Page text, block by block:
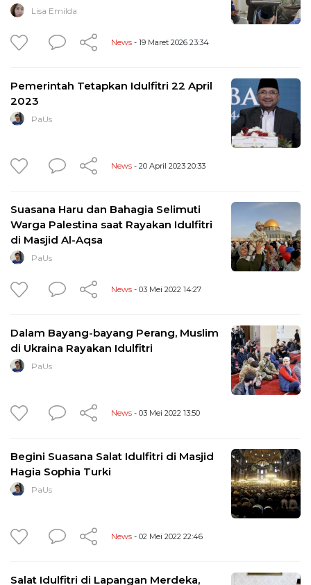
Lisa Emilda
News - 19 Maret 2026 23:34
Pemerintah Tetapkan Idulfitri 22 April
2023
PaUs
News - 20 April 2023 20:33
Suasana Haru dan Bahagia Selimuti
Warga Palestina saat Rayakan Idulfitri
di Masjid Al-Aqsa
PaUs
News - 03 Mei 2022 14:27
Dalam Bayang-bayang Perang, Muslim
di Ukraina Rayakan Idulfitri
PaUs
News - 03 Mei 2022 13:50
Begini Suasana Salat Idulfitri di Masjid
Hagia Sophia Turki
PaUs
News - 02 Mei 2022 22:46
Salat Idulfitri di Lapangan Merdeka,